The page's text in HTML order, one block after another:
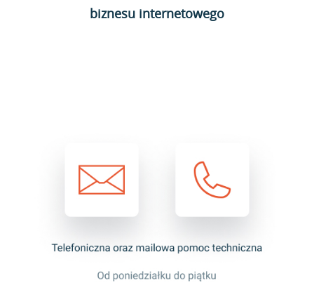
biznesu internetowego